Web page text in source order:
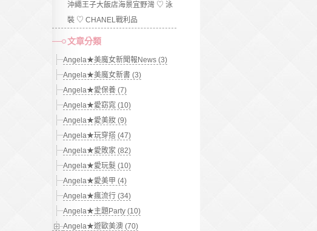
沖繩王子大飯店海景宜野灣 ♡ 泳
裝 ♡ CHANEL戰利品
文章分類
Angela★美魔女新聞報News (3)
Angela★美魔女新書 (3)
Angela★愛保養 (7)
Angela★愛窈窕 (10)
Angela★愛美妝 (9)
Angela★玩穿搭 (47)
Angela★愛敗家 (82)
Angela★愛玩髮 (10)
Angela★愛美甲 (4)
Angela★瘋流行 (34)
Angela★主題Party (10)
Angela★遊歐美澳 (70)